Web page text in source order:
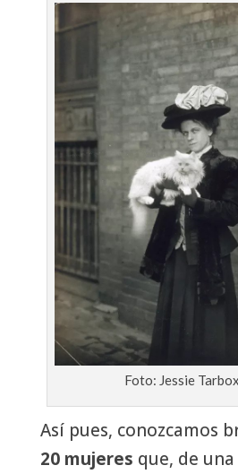
Foto: Jessie
Así pues, conozcamos
20 mujeres que, de